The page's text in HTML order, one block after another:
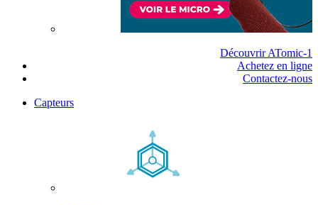
Découvrir ATomic-1
Achetez en ligne
Contactez-nous
Capteurs